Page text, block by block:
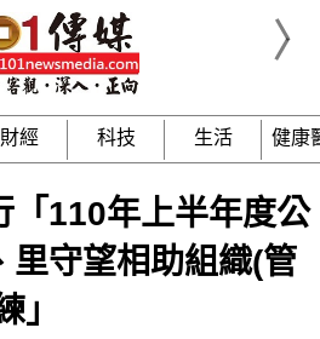
財經 科技 生活 健康
「110年上半年度公
里守望相助組織(管
」